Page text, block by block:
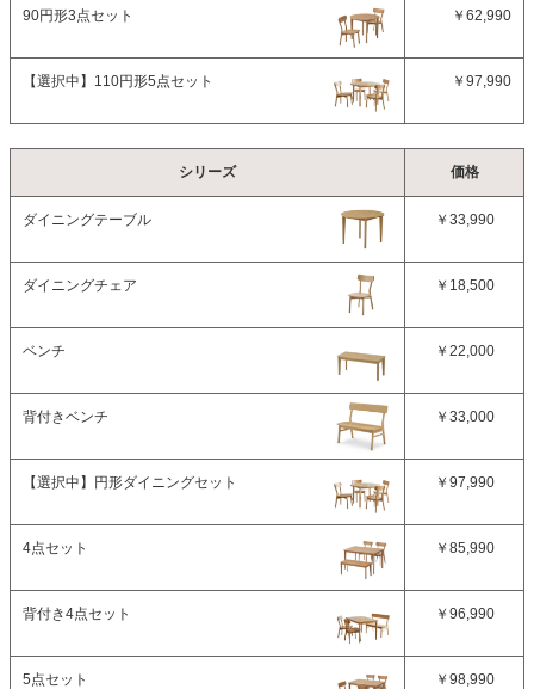
90円形3点セット ￥62,990
【選択中】 110円形5点セット ￥97,990
シリーズ 価格
ダイニングテーブル ￥33,990
ダイニングチェア ￥18,500
ベンチ ￥22,000
背付きベンチ ￥33,000
【選択中】 円形ダイニングセット ￥97,990
4点セット ￥85,990
背付き4点セット ￥96,990
5点セット ￥98,990